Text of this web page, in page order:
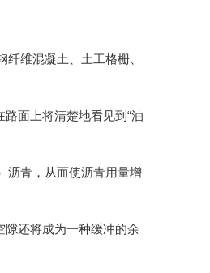
维混凝土、土工格栅、
面上将清楚地看见到“油
青，从而使沥青用量增
还将成为一种缓冲的余